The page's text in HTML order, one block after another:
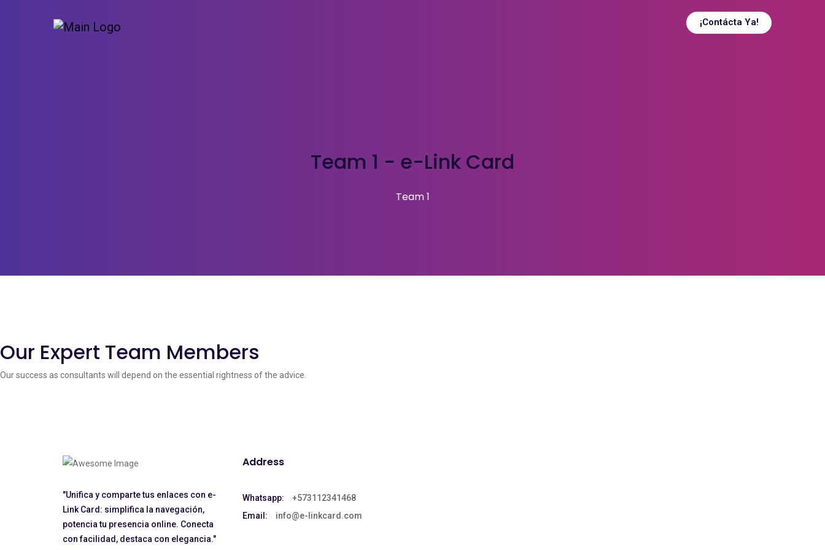
¡Contácta Ya!
Team 1 - e-Link Card
Team 1
Our Expert Team Members
Our success as consultants will depend on the essential rightness of the advice.
"Unifica y comparte tus enlaces con e-
Link Card: simplifica la navegación,
potencia tu presencia online. Conecta
con facilidad, destaca con elegancia."
Address
Whatsapp:
+573112341468
Email:
info@e-linkcard.com